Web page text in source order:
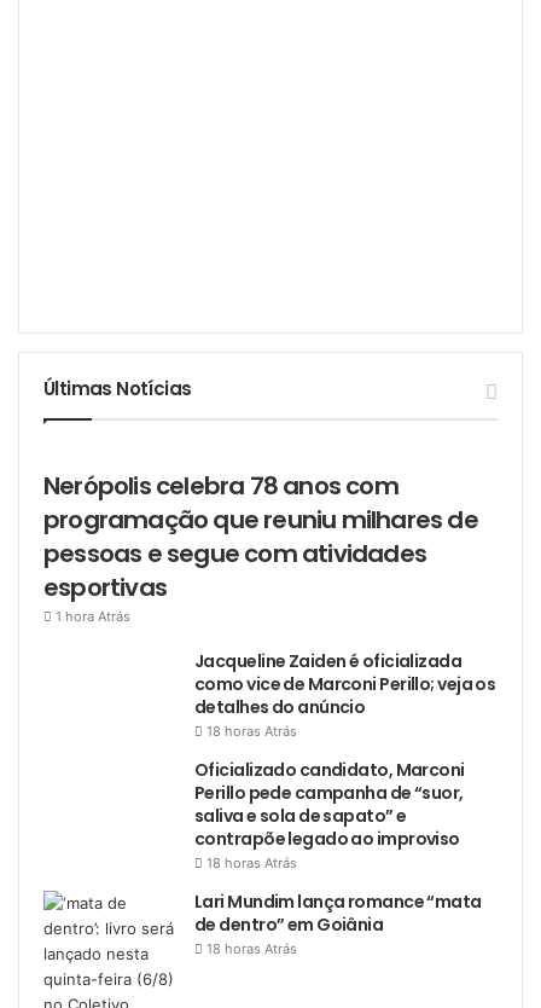
Últimas Notícias
Nerópolis celebra 78 anos com
programação que reuniu milhares de
pessoas e segue com atividades
esportivas
1 hora Atrás
Jacqueline Zaiden é oficializada
como vice de Marconi Perillo; veja os
detalhes do anúncio
18 horas Atrás
Oficializado candidato, Marconi
Perillo pede campanha de “suor,
saliva e sola de sapato” e
contrapõe legado ao improviso
18 horas Atrás
Lari Mundim lança romance “mata
de dentro” em Goiânia
18 horas Atrás